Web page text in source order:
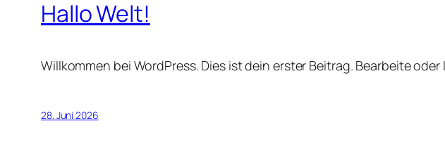
Hallo Welt!
Willkommen bei WordPress. Dies ist dein erster Beitrag. Bearbeite
28. Juni 2026